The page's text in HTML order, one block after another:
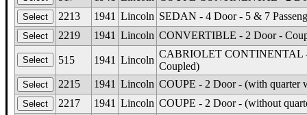
2213
1941 Lincoln SEDAN - 4 Door - 5 & 7
2219
1941 Lincoln CONVERTIBLE - 2 Door -
515 1941 Lincoln
CABRIOLET CONTINENTAL -
Coupled)
2215
1941 Lincoln COUPE - 2 Door - (with quarter
2217
1941 Lincoln COUPE - 2 Door - (without